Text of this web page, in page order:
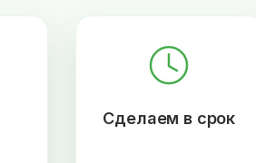
Сделаем в срок